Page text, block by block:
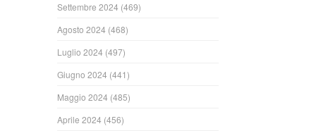
Settembre 2024 (469)
Agosto 2024 (468)
Luglio 2024 (497)
Giugno 2024 (441)
Maggio 2024 (485)
Aprile 2024 (456)